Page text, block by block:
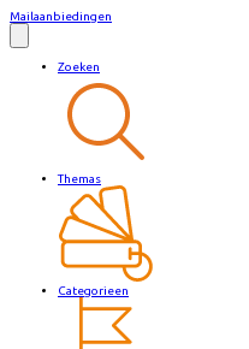
Mailaanbiedingen
Zoeken
Themas
Categorieen